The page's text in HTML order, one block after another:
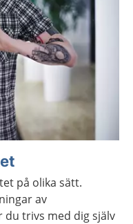
på olika sätt.
av
trivs med dig själv